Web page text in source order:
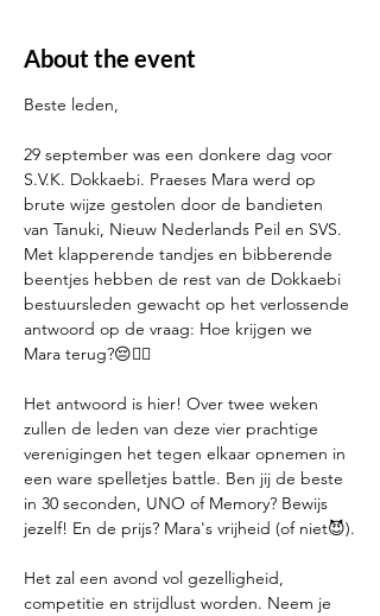
About the event
Beste leden,
29 september was een donkere dag voor
S.V.K. Dokkaebi. Praeses Mara werd op
brute wijze gestolen door de bandieten
van Tanuki, Nieuw Nederlands Peil en SVS.
Met klapperende tandjes en bibberende
beentjes hebben de rest van de Dokkaebi
bestuursleden gewacht op het verlossende
antwoord op de vraag: Hoe krijgen we
Mara terug?😔✊🏻
Het antwoord is hier! Over twee weken
zullen de leden van deze vier prachtige
verenigingen het tegen elkaar opnemen in
een ware spelletjes battle. Ben jij de beste
in 30 seconden, UNO of Memory? Bewijs
jezelf! En de prijs? Mara's vrijheid (of niet😈).
Het zal een avond vol gezelligheid,
competitie en strijdlust worden. Neem je